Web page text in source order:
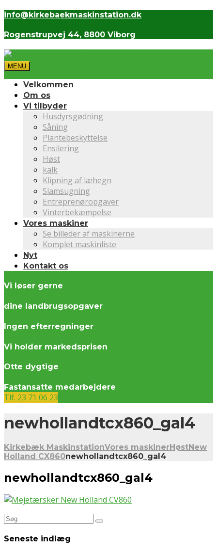
info@kirkebaekmaskinstation.dk
Rogenstrupvej 44, 8800 Viborg
MENU
Velkommen
Om os
Vi tilbyder
Husdyrsgødning
Såning
Plantebeskyttelse
Ensilering
Høst
kalk
Klipning af læhegn
Slamsugning
Entreprenøropgaver
Vinterbekæmpelse
Vores maskiner
Se billeder af maskinerne
Komplet maskinliste
Nyt
Kontakt os
Vi løser gerne
dine landbrugsopgaver
Ingen efterregninger
Vi holder markedsprisen
Otte dygtige
Fastansatte medarbejdere
Tlf. 23 71 06 23
newhollandtcx860_gal4
Kirkebæk MaskinstationVores maskiner HøstNew
Holland CX860newhollandtcx860_gal4
newhollandtcx860_gal4
Søg
Seneste indlæg